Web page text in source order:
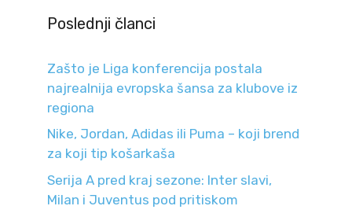
Poslednji članci
Zašto je Liga konferencija postala
najrealnija evropska šansa za klubove iz
regiona
Nike, Jordan, Adidas ili Puma – koji brend
za koji tip košarkaša
Serija A pred kraj sezone: Inter slavi,
Milan i Juventus pod pritiskom